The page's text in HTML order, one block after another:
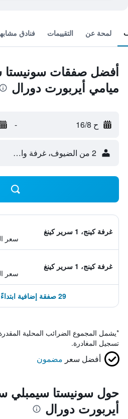
لمحة عن التقييمات فنادق
أفضل صفقات
ميامي أيربورت دورال
ح 16/8 -
2 من الضيوف، غرفة واحدة
غرفة كينج، 1 سرير كينغ
سعر
غرفة كينج، 1 سرير كينغ
سعر
29 صفقة إضافية ابتداءً من 278 ﷼
*يشمل المجموع الضرائب المحلية
تسجيل المغادرة.
أفضل سعر مضمون
حول سونيستا سيمبلي
أيربورت دورال